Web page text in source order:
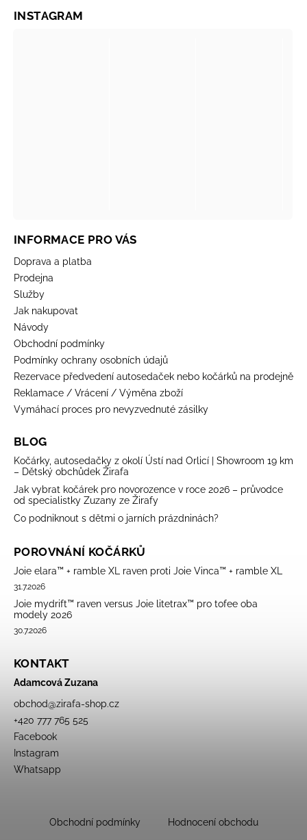
INFORMACE PRO VÁS
Doprava a platba
Prodejna
Služby
Jak nakupovat
Návody
Obchodní podmínky
Podmínky ochrany osobních údajů
Rezervace předvedení autosedaček nebo kočárků na prodejně
Reklamace / Vrácení / Výměna zboží
Vymáhací proces pro nevyzvednuté zásilky
BLOG
Kočárky, autosedačky z okolí Ústí nad Orlicí | Showroom 19 km
– Dětský obchůdek Žirafa
Jak vybrat kočárek pro novorozence v roce 2026 – průvodce
od specialistky Zuzany ze Žirafy
Co podniknout s dětmi o jarních prázdninách?
POROVNÁNÍ KOČÁRKŮ
Joie elara™ + ramble XL raven proti Joie Vinca™ + ramble XL
31.7.2026
Joie mydrift™ raven versus Joie litetrax™ pro tofee oba
modely 2026
30.7.2026
KONTAKT
Adamcová Zuzana
obchod@zirafa-shop.cz
+420 777 765 525
Facebook
Instagram
Whatsapp
INSTAGRAM
Obchodní podmínky Hodnocení obchodu